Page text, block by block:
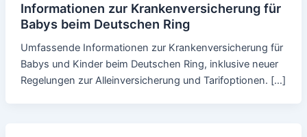
Informationen zur Krankenversicherung für
Babys beim Deutschen Ring
Umfassende Informationen zur Krankenversicherung für
Babys und Kinder beim Deutschen Ring, inklusive neuer
Regelungen zur Alleinversicherung und Tarifoptionen. […]